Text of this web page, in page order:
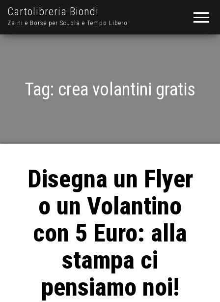
Cartolibreria Biondi
Zaini e Borse per Scuola e Tempo Libero
Tag: crea volantini gratis
Disegna un Flyer
o un Volantino
con 5 Euro: alla
stampa ci
pensiamo noi!